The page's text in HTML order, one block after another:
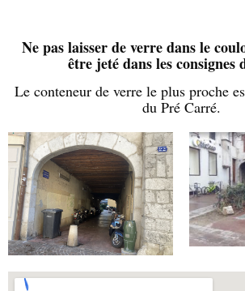
Ne pas laisser de verre dans le
être jeté dans les consignes
Le conteneur de verre le plus proche
du Pré Carré.